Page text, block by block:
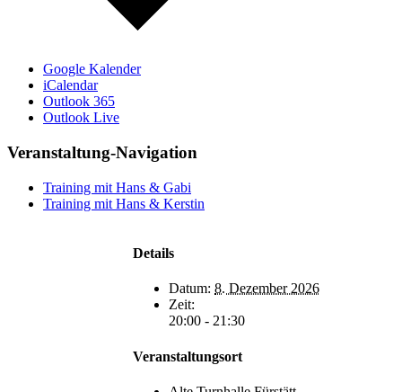
Google Kalender
iCalendar
Outlook 365
Outlook Live
Veranstaltung-Navigation
Training mit Hans & Gabi
Training mit Hans & Kerstin
Details
Datum: 8. Dezember 2026
Zeit:
20:00 - 21:30
Veranstaltungsort